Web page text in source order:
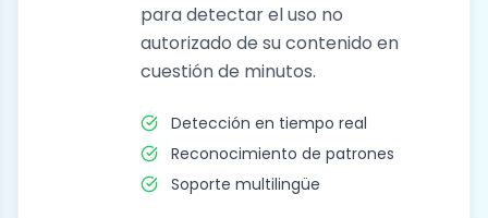
para detectar el uso no
autorizado de su contenido en
cuestión de minutos.
Detección en tiempo real
Reconocimiento de patrones
Soporte multilingüe